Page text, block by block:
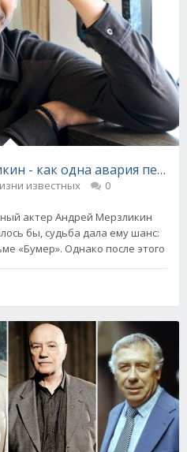
- как одна авария
известных 0
актер Андрей Мерзликин
бы, судьба дала ему шанс:
«Бумер». Однако после этого